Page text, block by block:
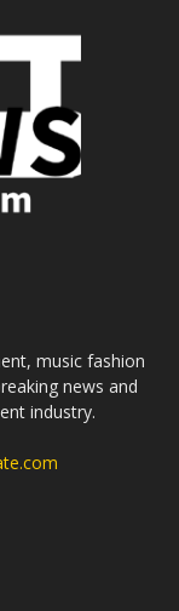
music fashion
news and
industry.